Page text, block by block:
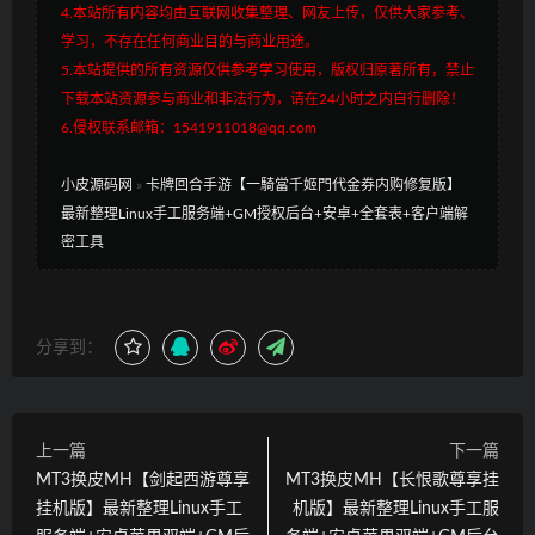
4.本站所有内容均由互联网收集整理、网友上传，仅供大家参考、
学习，不存在任何商业目的与商业用途。
5.本站提供的所有资源仅供参考学习使用，版权归原著所有，禁止
下载本站资源参与商业和非法行为，请在24小时之内自行删除！
6.侵权联系邮箱：1541911018@qq.com
小皮源码网 » 卡牌回合手游【一騎當千姬門代金券内购修复版】
最新整理Linux手工服务端+GM授权后台+安卓+全套表+客户端解
密工具
分享到：
上一篇
MT3换皮MH【剑起西游尊享
挂机版】最新整理Linux手工
下一篇
MT3换皮MH【长恨歌尊享挂
机版】最新整理Linux手工服